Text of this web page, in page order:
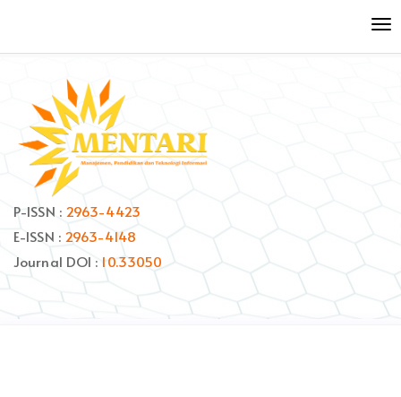
to
Main
Navigation
Main
Content
Sidebar
P-ISSN : 2963-4423
E-ISSN : 2963-4148
Journal DOI : 10.33050